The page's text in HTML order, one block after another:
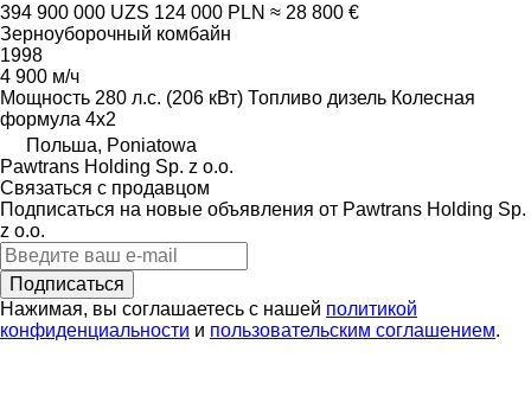
394 900 000 UZS 124 000 PLN ≈ 28 800 €
Зерноуборочный комбайн
1998
4 900 м/ч
Мощность 280 л.с. (206 кВт) Топливо дизель Колесная
формула 4x2
Польша, Poniatowa
Pawtrans Holding Sp. z o.o.
Связаться с продавцом
Подписаться на новые объявления от Pawtrans Holding Sp.
z o.o.
Подписаться
Нажимая, вы соглашаетесь с нашей политикой
конфиденциальности и пользовательским соглашением.